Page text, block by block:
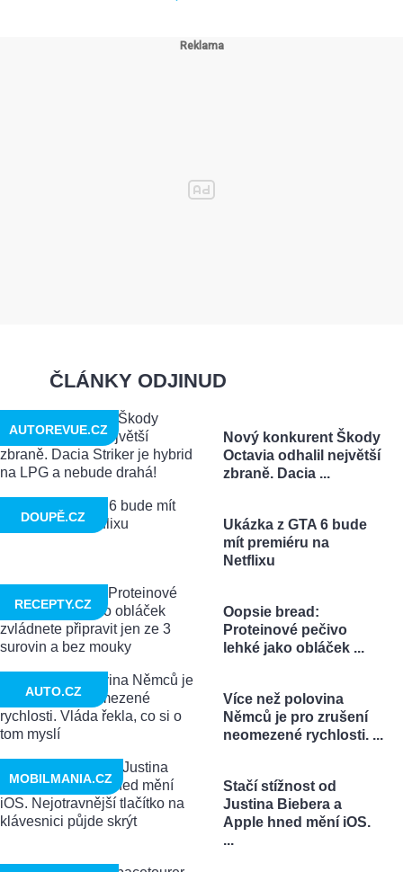
ČLÁNKY ODJINUD
Nový konkurent Škody
Octavia odhalil největší
zbraně. Dacia ...
AUTOREVUE.CZ
Ukázka z GTA 6 bude
mít premiéru na
Netflixu
DOUPĚ.CZ
Oopsie bread:
Proteinové pečivo
lehké jako obláček ...
RECEPTY.CZ
Více než polovina
Němců je pro zrušení
neomezené rychlosti. ...
AUTO.CZ
Stačí stížnost od
Justina Biebera a
Apple hned mění iOS.
...
MOBILMANIA.CZ